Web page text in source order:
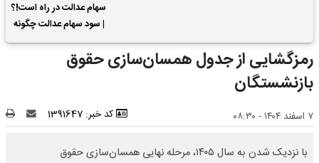
سهام عدالت در راه است!؟
| سود سهام عدالت چگونه
محاسبه می شود؟
رمزگشایی از جدول همسان‌سازی حقوق
بازنشستگان
۷ اسفند ۱۴۰۴ - ۰۸:۳۰ کد خبر: 1391647
با نزدیک شدن به سال ۱۴۰۵، مرحله نهایی همسان‌سازی حقوق